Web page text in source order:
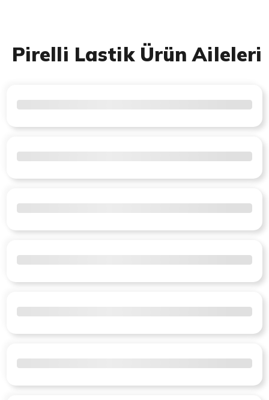
Pirelli Lastik Ürün Aileleri